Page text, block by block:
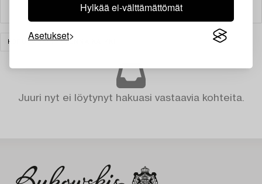
Hylkää ei-välttämättömät
Asetukset
Suodatin
KORUT TYHJENNÄ KAIKKI
Juuri nyt ei löytynyt hakuasi vastaavia kohteita.